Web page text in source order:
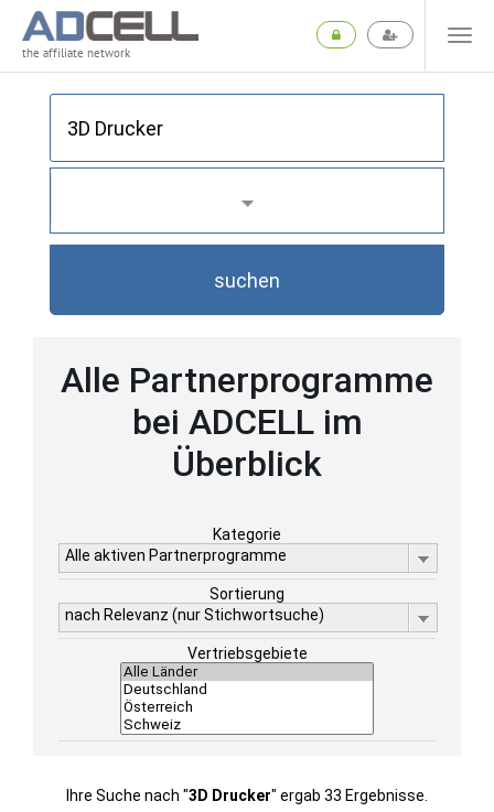
the affiliate network
suchen
Alle Partnerprogramme
bei ADCELL im
Überblick
Kategorie
Alle aktiven Partnerprogramme
Sortierung
nach Relevanz (nur Stichwortsuche)
Vertriebsgebiete
Ihre Suche nach "3D Drucker" ergab 33 Ergebnisse.